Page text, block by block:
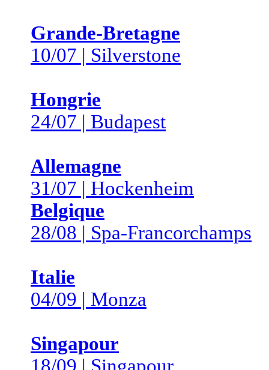
Grande-Bretagne
10/07 | Silverstone
Hongrie
24/07 | Budapest
Allemagne
31/07 | Hockenheim
Belgique
28/08 | Spa-Francorchamps
Italie
04/09 | Monza
Singapour